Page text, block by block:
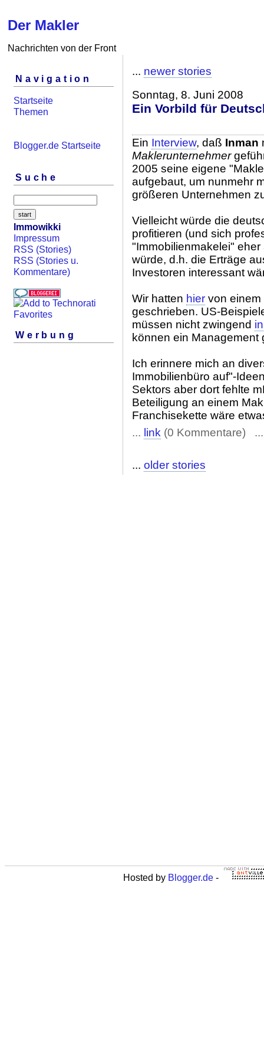
Der Makler
Nachrichten von der Front
Navigation
Startseite
Themen
Blogger.de Startseite
Suche
Immowikki
Impressum
RSS (Stories)
RSS (Stories u.
Kommentare)
Werbung
... newer stories
Sonntag, 8. Juni 2008
Ein Vorbild für
Ein Interview, daß Inman
Maklerunternehmer
2005 seine eigene
aufgebaut, um nunmehr
größeren Unternehmen
Vielleicht würde die
profitieren (und sich
"Immobilienmakelei"
würde, d.h. die Erträge
Investoren interessant
Wir hatten hier von
geschrieben. US-
müssen nicht zwingend
können ein Management
Ich erinnere mich an
Immobilienbüro auf"-
Sektors aber dort fehlte
Beteiligung an einem
Franchisekette wäre
... link (0 Kommentare)
... older stories
Hosted by Blogger.de-